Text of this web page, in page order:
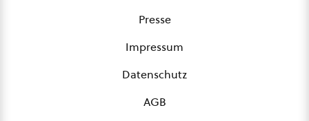
Presse
Impressum
Datenschutz
AGB